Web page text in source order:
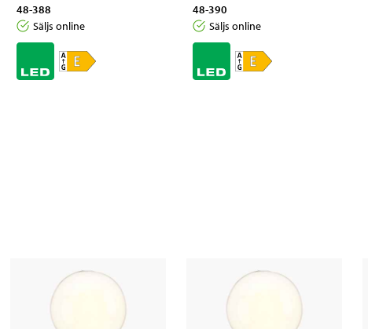
48-388
Säljs online
48-390
Säljs online